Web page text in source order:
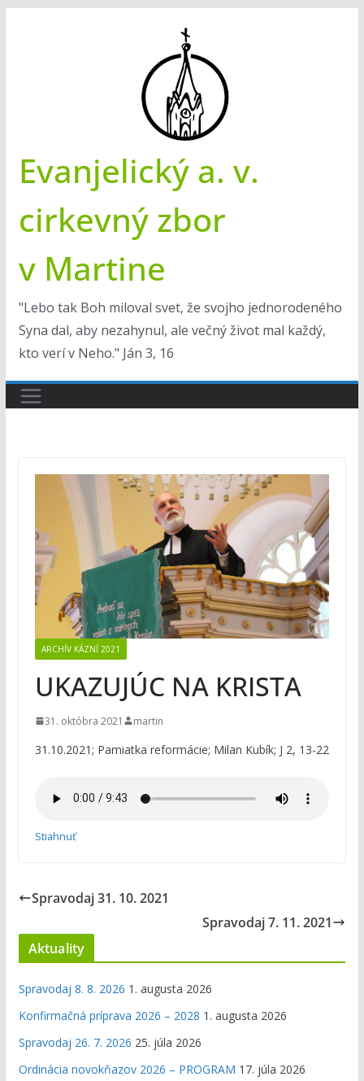
Evanjelický a. v.
cirkevný zbor
v Martine
"Lebo tak Boh miloval svet, že svojho jednorodeného
Syna dal, aby nezahynul, ale večný život mal každý,
kto verí v Neho." Ján 3, 16
ARCHÍV KÁZNÍ 2021
UKAZUJÚC NA KRISTA
31. októbra 2021 martin
31.10.2021; Pamiatka reformácie; Milan Kubík; J 2, 13-22
Stiahnuť
Spravodaj 31. 10. 2021
Spravodaj 7. 11. 2021
Aktuality
Spravodaj 8. 8. 2026 1. augusta 2026
Konfirmačná príprava 2026 – 2028 1. augusta 2026
Spravodaj 26. 7. 2026 25. júla 2026
Ordinácia novokňazov 2026 – PROGRAM 17. júla 2026